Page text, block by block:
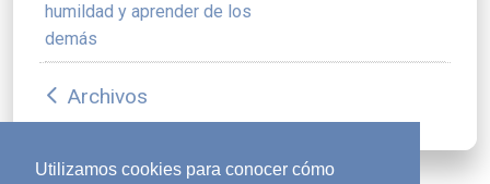
Utilizamos cookies para conocer cómo
humildad y aprender de los
demás
arrow_back_ios Archivos